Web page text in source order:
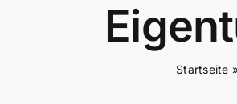
Startseite